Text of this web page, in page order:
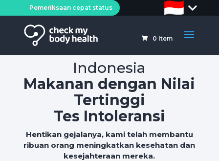
Pemeriksaan cepat status
0 Item
Indonesia
Makanan dengan Nilai
Tertinggi
Tes Intoleransi
Hentikan gejalanya, kami telah membantu
ribuan orang meningkatkan kesehatan dan
kesejahteraan mereka.